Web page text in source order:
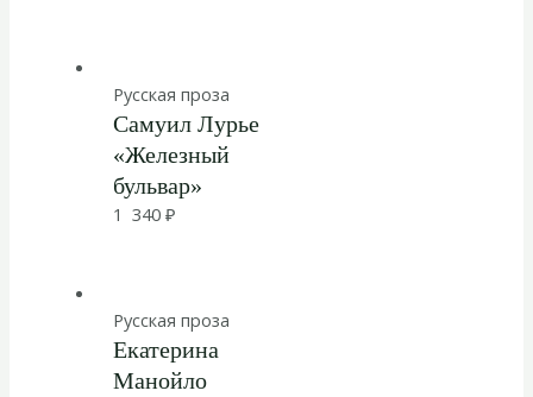
Русская проза
Самуил Лурье
«Железный
бульвар»
1 340₽
Русская проза
Екатерина
Манойло